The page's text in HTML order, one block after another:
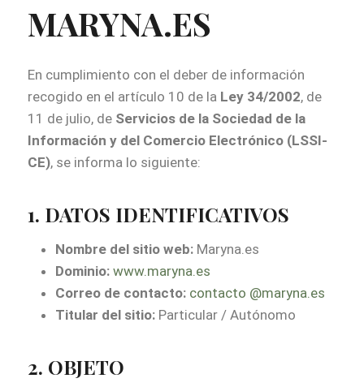
MARYNA.ES
En cumplimiento con el deber de información
recogido en el artículo 10 de la Ley 34/2002, de
11 de julio, de Servicios de la Sociedad de la
Información y del Comercio Electrónico (LSSI-
CE), se informa lo siguiente:
1. DATOS IDENTIFICATIVOS
Nombre del sitio web: Maryna.es
Dominio: www.maryna.es
Correo de contacto: contacto @maryna.es
Titular del sitio: Particular / Autónomo
2. OBJETO